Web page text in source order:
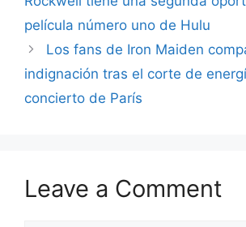
película número uno de Hulu
Los fans de Iron Maiden
indignación tras el corte de
concierto de París
Leave a Comment